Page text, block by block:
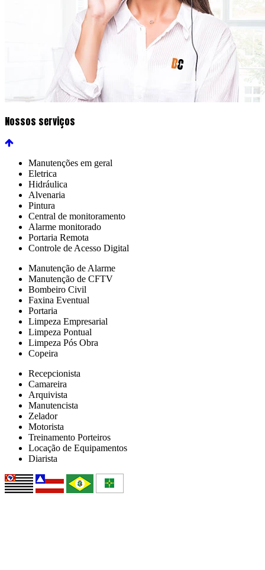
Nossos serviços
Manutenções em geral
Eletrica
Hidráulica
Alvenaria
Pintura
Central de monitoramento
Alarme monitorado
Portaria Remota
Controle de Acesso Digital
Manutenção de Alarme
Manutenção de CFTV
Bombeiro Civil
Faxina Eventual
Portaria
Limpeza Empresarial
Limpeza Pontual
Limpeza Pós Obra
Copeira
Recepcionista
Camareira
Arquivista
Manutencista
Zelador
Motorista
Treinamento Porteiros
Locação de Equipamentos
Diarista